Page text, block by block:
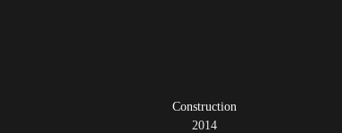
Construction
2014